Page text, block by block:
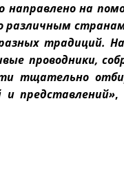
направлено на
различным
традиций.
проводники,
тщательно
представлений»,